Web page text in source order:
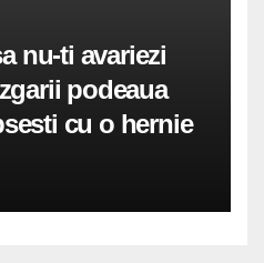
nu-ti avariezi
podeaua
cu o hernie